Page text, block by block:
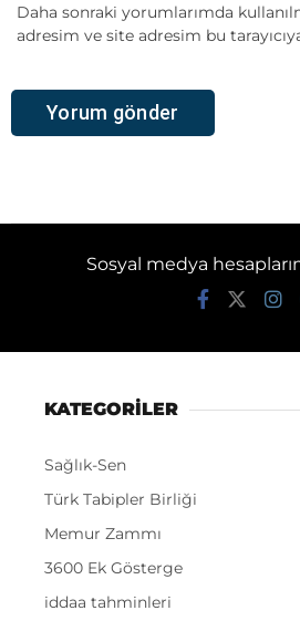
Daha sonraki yorumlarımda
adresim ve site adresim bu
Sosyal medya
KATEGORİLER
Sağlık-Sen
Türk Tabipler Birliği
Memur Zammı
3600 Ek Gösterge
iddaa tahminleri